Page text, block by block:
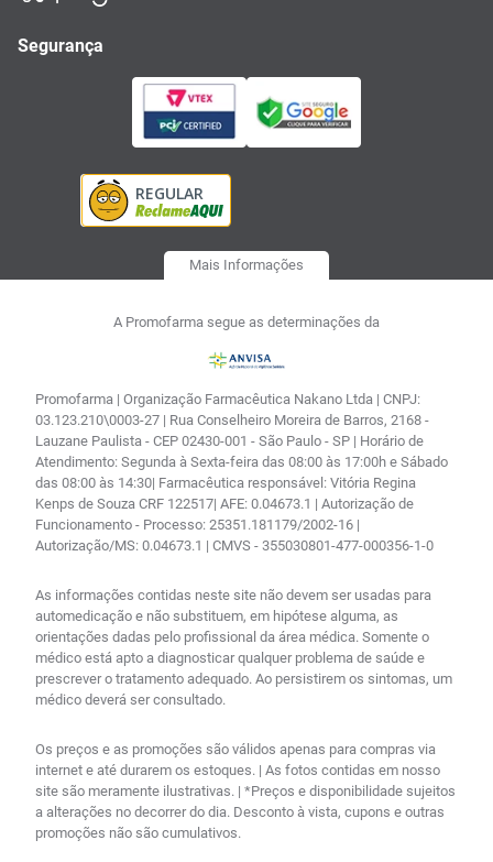
Segurança
Mais Informações
A Promofarma segue as determinações da
Promofarma | Organização Farmacêutica Nakano Ltda | CNPJ:
03.123.210\0003-27 | Rua Conselheiro Moreira de Barros, 2168 -
Lauzane Paulista - CEP 02430-001 - São Paulo - SP | Horário de
Atendimento: Segunda à Sexta-feira das 08:00 às 17:00h e Sábado
das 08:00 às 14:30| Farmacêutica responsável: Vitória Regina
Kenps de Souza CRF 122517| AFE: 0.04673.1 | Autorização de
Funcionamento - Processo: 25351.181179/2002-16 |
Autorização/MS: 0.04673.1 | CMVS - 355030801-477-000356-1-0
As informações contidas neste site não devem ser usadas para
automedicação e não substituem, em hipótese alguma, as
orientações dadas pelo profissional da área médica. Somente o
médico está apto a diagnosticar qualquer problema de saúde e
prescrever o tratamento adequado. Ao persistirem os sintomas, um
médico deverá ser consultado.
Os preços e as promoções são válidos apenas para compras via
internet e até durarem os estoques. | As fotos contidas em nosso
site são meramente ilustrativas. | *Preços e disponibilidade sujeitos
a alterações no decorrer do dia. Desconto à vista, cupons e outras
promoções não são cumulativos.